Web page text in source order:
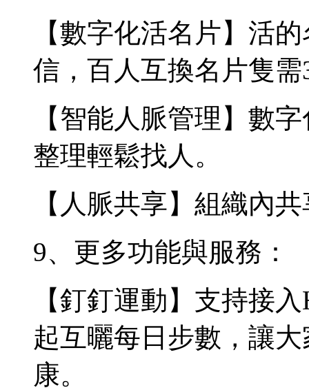
【數字化活名片】活
信，百人互換名片隻需
【智能人脈管理】數
整理輕鬆找人。
【人脈共享】組織內
9、更多功能與服務：
【釘釘運動】支持接
起互曬每日步數，讓
康。